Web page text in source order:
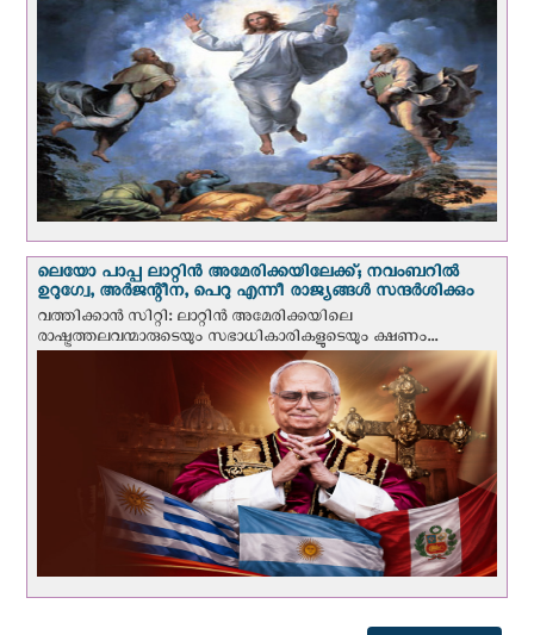
ലെയോ പാപ്പ ലാറ്റിൻ അമേരിക്കയിലേക്ക്; നവംബറില്‍
ഉറുഗ്വേ, അർജന്റീന, പെറു എന്നീ രാജ്യങ്ങള്‍ സന്ദര്‍ശിക്കും
വത്തിക്കാന്‍ സിറ്റി: ലാറ്റിന്‍ അമേരിക്കയിലെ
രാഷ്ട്രത്തലവന്മാരുടെയും സഭാധികാരികളുടെയും ക്ഷണം...